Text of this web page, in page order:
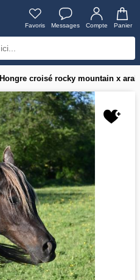
Favoris Messages Compte Panier
Hongre croisé rocky mountain x